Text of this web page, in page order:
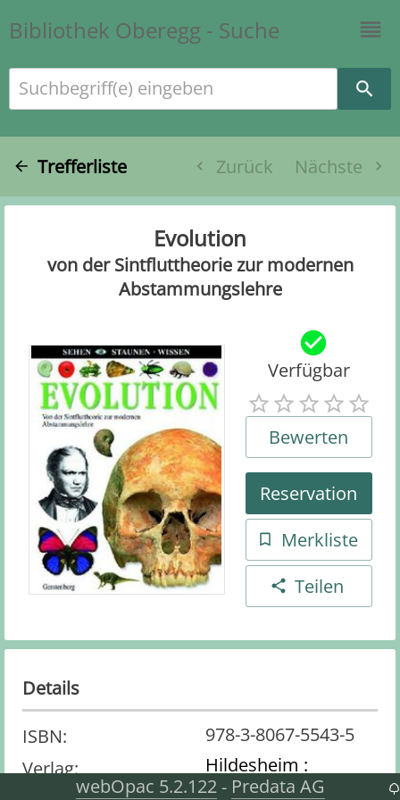
Bibliothek Oberegg - Suche
Suchbegriff(e) eingeben
Trefferliste Zurück Nächste
Evolution
von der Sintfluttheorie zur modernen
Abstammungslehre
Verfügbar
Bewerten
Reservation
Merkliste
Teilen
Details
ISBN:
978-3-8067-5543-5
Verlag:
Hildesheim :
Gerstenberg
webOpac 5.2.122- Predata AG